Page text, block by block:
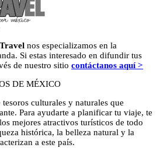
nos especializamos en la
Si estas interesado en difundir tus
de nuestro sitio contáctanos aquí >
DE MÉXICO
culturales y naturales que
Para ayudarte a planificar tu viaje, te
mejores atractivos turísticos de todo
histórica, la belleza natural y la
a este país.